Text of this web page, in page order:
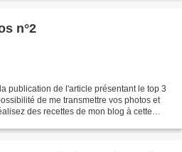
n°2
publication de l'article présentant le top 3
de me transmettre vos photos et
des recettes de mon blog à cette